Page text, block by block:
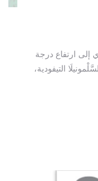
إلى ارتفاع درجة
التيفودية،